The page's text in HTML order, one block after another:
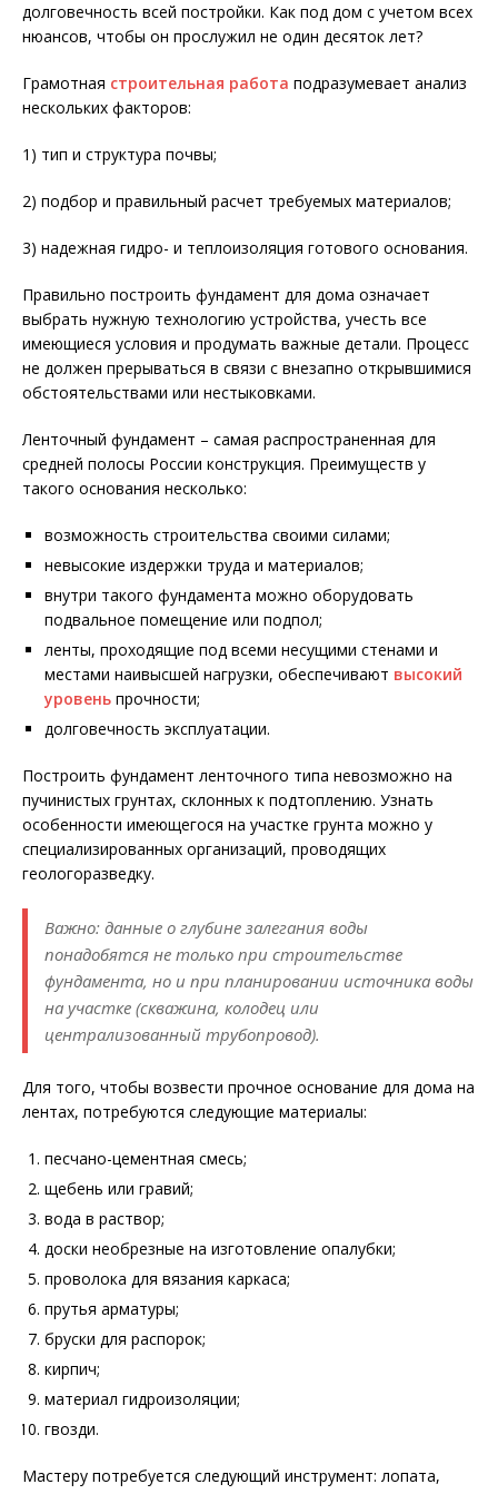
долговечность всей постройки. Как под дом с учетом всех
нюансов, чтобы он прослужил не один десяток лет?
Грамотная строительная работа подразумевает анализ
нескольких факторов:
1) тип и структура почвы;
2) подбор и правильный расчет требуемых материалов;
3) надежная гидро- и теплоизоляция готового основания.
Правильно построить фундамент для дома означает
выбрать нужную технологию устройства, учесть все
имеющиеся условия и продумать важные детали. Процесс
не должен прерываться в связи с внезапно открывшимися
обстоятельствами или нестыковками.
Ленточный фундамент – самая распространенная для
средней полосы России конструкция. Преимуществ у
такого основания несколько:
возможность строительства своими силами;
невысокие издержки труда и материалов;
внутри такого фундамента можно оборудовать
подвальное помещение или подпол;
ленты, проходящие под всеми несущими стенами и
местами наивысшей нагрузки, обеспечивают высокий
уровень прочности;
долговечность эксплуатации.
Построить фундамент ленточного типа невозможно на
пучинистых грунтах, склонных к подтоплению. Узнать
особенности имеющегося на участке грунта можно у
специализированных организаций, проводящих
геологоразведку.
Важно: данные о глубине залегания воды
понадобятся не только при строительстве
фундамента, но и при планировании источника воды
на участке (скважина, колодец или
централизованный трубопровод).
Для того, чтобы возвести прочное основание для дома на
лентах, потребуются следующие материалы:
песчано-цементная смесь;
щебень или гравий;
вода в раствор;
доски необрезные на изготовление опалубки;
проволока для вязания каркаса;
прутья арматуры;
бруски для распорок;
кирпич;
материал гидроизоляции;
гвозди.
Мастеру потребуется следующий инструмент: лопата,